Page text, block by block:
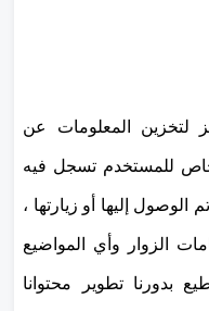
لتخزين المعلومات عن
للمستخدم تسجل فيه
إليها أو زيارتها ،
الزوار وأي المواضيع
بدورنا تطوير محتوانا